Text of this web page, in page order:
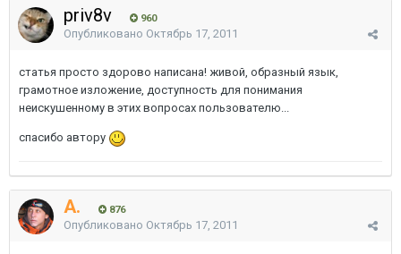
priv8v 960
Опубликовано Октябрь 17, 2011
статья просто здорово написана! живой, образный язык,
грамотное изложение, доступность для понимания
неискушенному в этих вопросах пользователю...
спасибо автору
A. 876
Опубликовано Октябрь 17, 2011